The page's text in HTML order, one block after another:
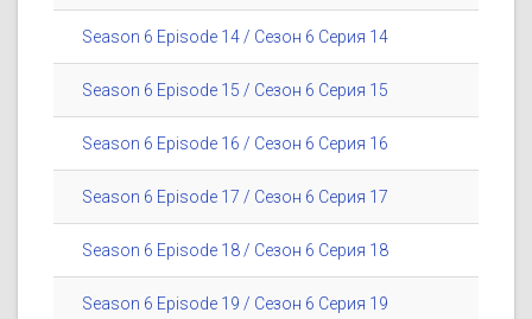
Season 6 Episode 14 / Сезон 6 Серия 14
Season 6 Episode 15 / Сезон 6 Серия 15
Season 6 Episode 16 / Сезон 6 Серия 16
Season 6 Episode 17 / Сезон 6 Серия 17
Season 6 Episode 18 / Сезон 6 Серия 18
Season 6 Episode 19 / Сезон 6 Серия 19